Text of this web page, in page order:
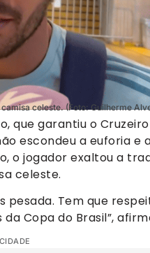
celeste. (Foto: Guilherme
que garantiu o
escondeu a euforia e
o jogador exaltou a
celeste.
pesada. Tem que
Copa do Brasil”,